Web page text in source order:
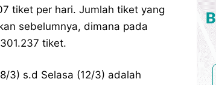
tiket per hari. Jumlah tiket yang
sebelumnya, dimana pada
tiket.
3) s.d Selasa (12/3) adalah